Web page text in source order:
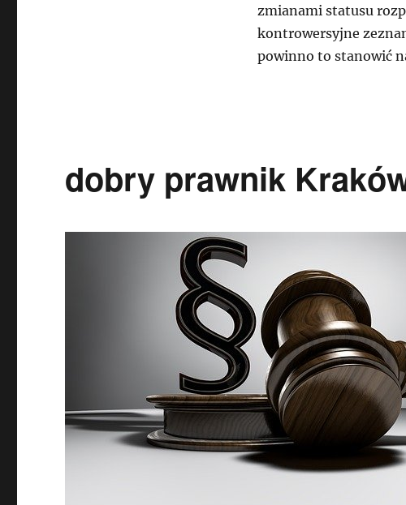
zmianami statusu
kontrowersyjne
powinno to stanowić
dobry prawnik